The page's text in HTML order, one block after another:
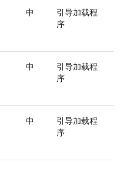
中
引导加载程
序
中
引导加载程
序
中
引导加载程
序